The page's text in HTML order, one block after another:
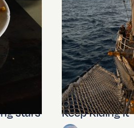
stars Keep Riding It